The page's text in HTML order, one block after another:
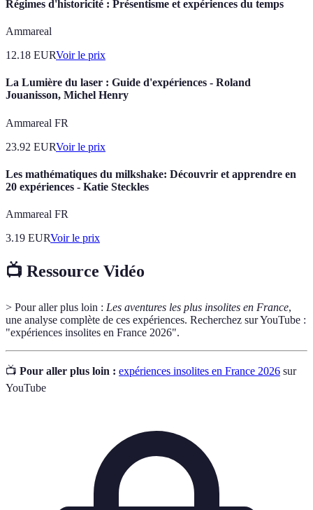
Régimes d'historicité : Présentisme et expériences du temps
Ammareal
12.18 EURVoir le prix
La Lumière du laser : Guide d'expériences - Roland
Jouanisson, Michel Henry
Ammareal FR
23.92 EURVoir le prix
Les mathématiques du milkshake: Découvrir et apprendre en
20 expériences - Katie Steckles
Ammareal FR
3.19 EURVoir le prix
📺 Ressource Vidéo
> Pour aller plus loin : Les aventures les plus insolites en France,
une analyse complète de ces expériences. Recherchez sur YouTube :
"expériences insolites en France 2026".
📺 Pour aller plus loin : expériences insolites en France 2026 sur
YouTube